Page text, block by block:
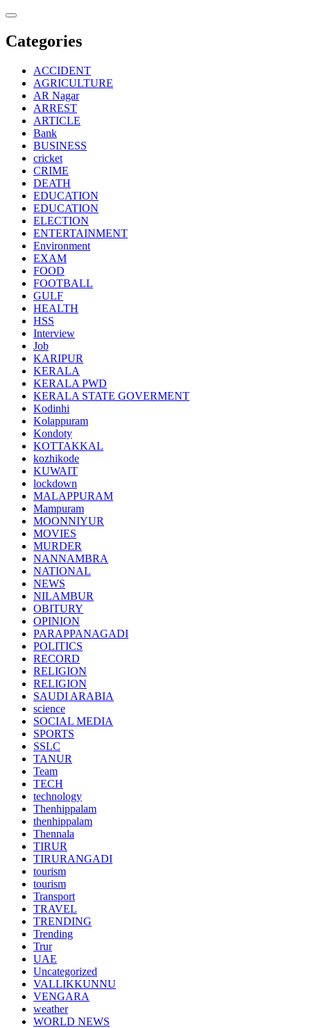
Skip
content
Categories
ACCIDENT
AGRICULTURE
AR Nagar
ARREST
ARTICLE
Bank
BUSINESS
cricket
CRIME
DEATH
EDUCATION
EDUCATION
ELECTION
ENTERTAINMENT
Environment
EXAM
FOOD
FOOTBALL
GULF
HEALTH
HSS
Interview
Job
KARIPUR
KERALA
KERALA PWD
KERALA STATE GOVERMENT
Kodinhi
Kolappuram
Kondoty
KOTTAKKAL
kozhikode
KUWAIT
lockdown
MALAPPURAM
Mampuram
MOONNIYUR
MOVIES
MURDER
NANNAMBRA
NATIONAL
NEWS
NILAMBUR
OBITURY
OPINION
PARAPPANAGADI
POLITICS
RECORD
RELIGION
RELIGION
SAUDI ARABIA
science
SOCIAL MEDIA
SPORTS
SSLC
TANUR
Team
TECH
technology
Thenhippalam
thenhippalam
Thennala
TIRUR
TIRURANGADI
tourism
tourism
Transport
TRAVEL
TRENDING
Trending
Trur
UAE
Uncategorized
VALLIKKUNNU
VENGARA
weather
WORLD NEWS